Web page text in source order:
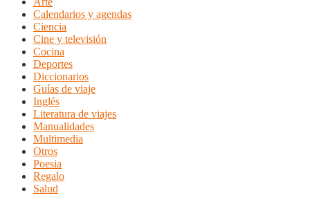
Calendarios y agendas
Ciencia
Cine y televisión
Cocina
Deportes
Diccionarios
Guías de viaje
Inglés
Literatura de viajes
Manualidades
Multimedia
Otros
Poesia
Regalo
Salud